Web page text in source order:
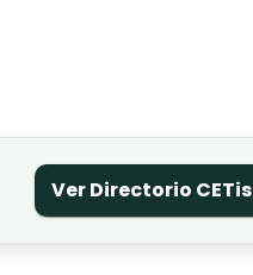
Ver Directorio CETis